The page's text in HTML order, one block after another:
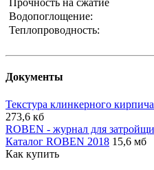
Прочность на сжатие
Водопоглощение:
Теплопроводность:
Документы
Текстура клинкерного
273,6 кб
ROBEN - журнал для
Каталог ROBEN 2018 15,6 мб
Как купить